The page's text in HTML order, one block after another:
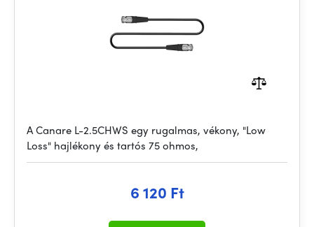
A Canare L-2.5CHWS egy rugalmas, vékony, "Low
Loss" hajlékony és tartós 75 ohmos,
6 120 Ft